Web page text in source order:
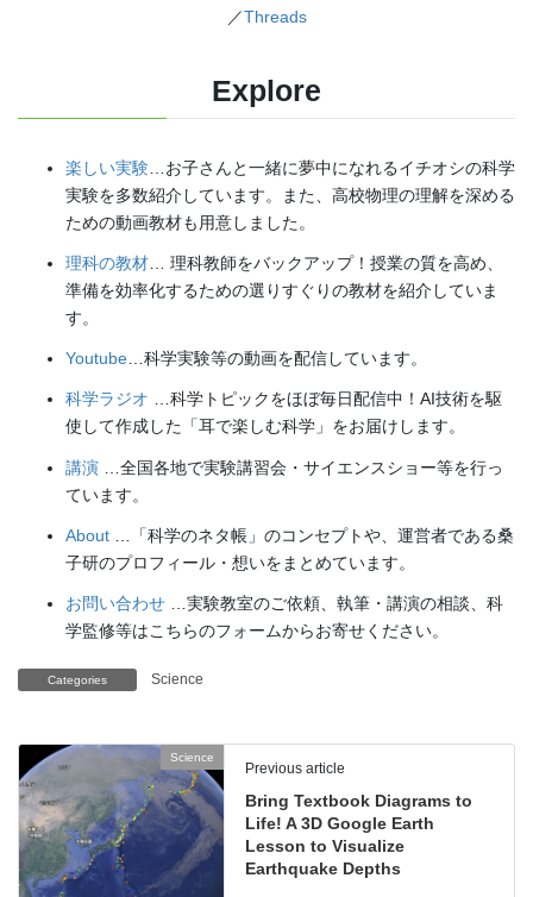
／Threads
Explore
楽しい実験 …お子さんと一緒に夢中になれるイチオシの科学
実験を多数紹介しています。また、高校物理の理解を深める
ための動画教材も用意しました。
理科の教材 … 理科教師をバックアップ！授業の質を高め、
準備を効率化するための選りすぐりの教材を紹介していま
す。
Youtube …科学実験等の動画を配信しています。
科学ラジオ …科学トピックをほぼ毎日配信中！AI技術を駆
使して作成した「耳で楽しむ科学」をお届けします。
講演 …全国各地で実験講習会・サイエンスショー等を行っ
ています。
About …「科学のネタ帳」のコンセプトや、運営者である桑
子研のプロフィール・想いをまとめています。
お問い合わせ …実験教室のご依頼、執筆・講演の相談、科
学監修等はこちらのフォームからお寄せください。
Categories Science
Science
Previous article
Bring Textbook Diagrams to
Life! A 3D Google Earth
Lesson to Visualize
Earthquake Depths